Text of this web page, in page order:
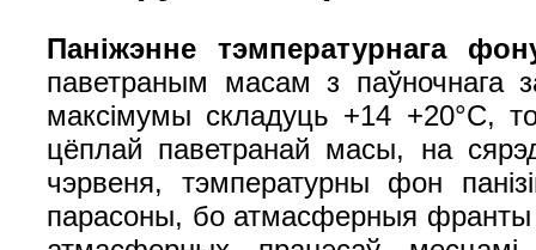
Паніжэнне тэмпературнага
паветраным масам з паўночнага
максімумы складуць +14 +20°С,
цёплай паветранай масы, на
чэрвеня, тэмпературны фон
парасоны, бо атмасферныя франты